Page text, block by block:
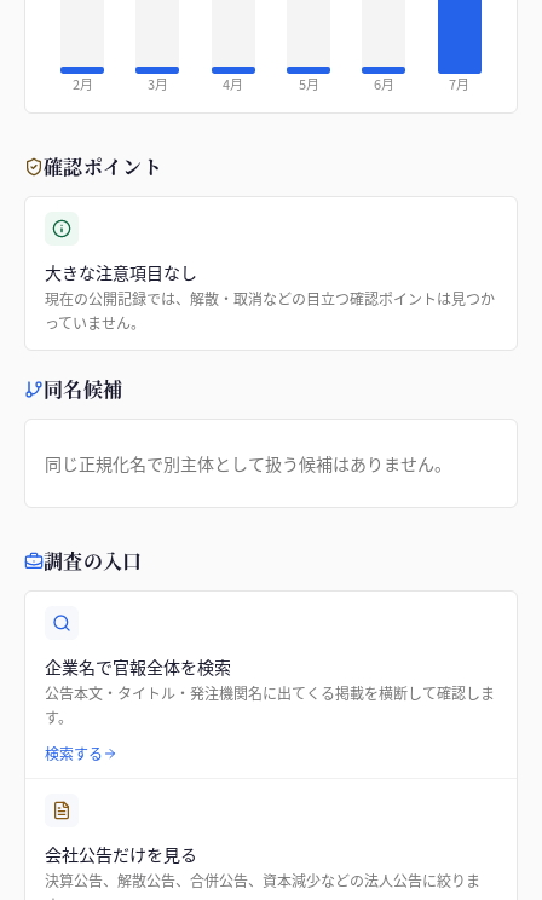
2月 3月 4月 5月 6月 7月
確認ポイント
大きな注意項目なし
現在の公開記録では、解散・取消などの目立つ確認ポイントは見つか
っていません。
同名候補
同じ正規化名で別主体として扱う候補はありません。
調査の入口
企業名で官報全体を検索
公告本文・タイトル・発注機関名に出てくる掲載を横断して確認しま
す。
検索する
会社公告だけを見る
決算公告、解散公告、合併公告、資本減少などの法人公告に絞りま